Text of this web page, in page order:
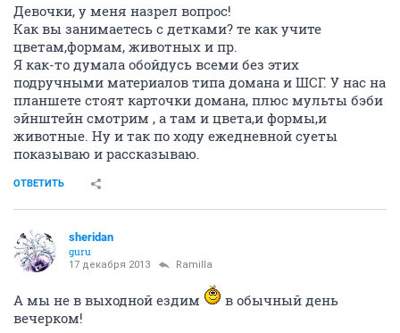
Девочки, у меня назрел вопрос!
Как вы занимаетесь с детками? те как учите
цветам,формам, животных и пр.
Я как-то думала обойдусь всеми без этих
подручными материалов типа домана и ШСГ. У нас на
планшете стоят карточки домана, плюс мульты бэби
эйнштейн смотрим , а там и цвета,и формы,и
животные. Ну и так по ходу ежедневной суеты
показываю и рассказываю.
ОТВЕТИТЬ
sheridan
guru
17 декабря 2013 Ramilla
А мы не в выходной ездим
в обычный день
вечерком!